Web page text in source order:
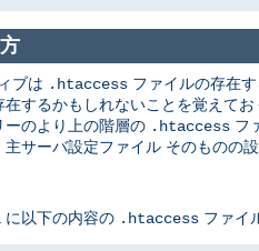
ブは .htaccess ファイルの存在
在するかもしれないことを覚えて
ーのより上の階層の .htaccess フ
サーバ設定ファイル そのものの
に以下の内容の .htaccess ファイ